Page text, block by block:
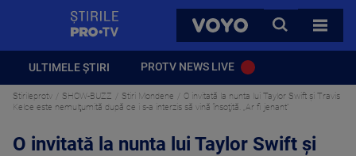
VOYO
CAUTA
TOATE
ULTIMELE ȘTIRI PROTV NEWS LIVE
Stirileprotv SHOW-BUZZ Stiri Mondene
O invitată la nunta lui Taylor Swift şi Travis
Kelce este nemulţumită după ce i s-a interzis să vină însoţită. „Ar fi jenant”
O invitată la nunta lui Taylor Swift şi